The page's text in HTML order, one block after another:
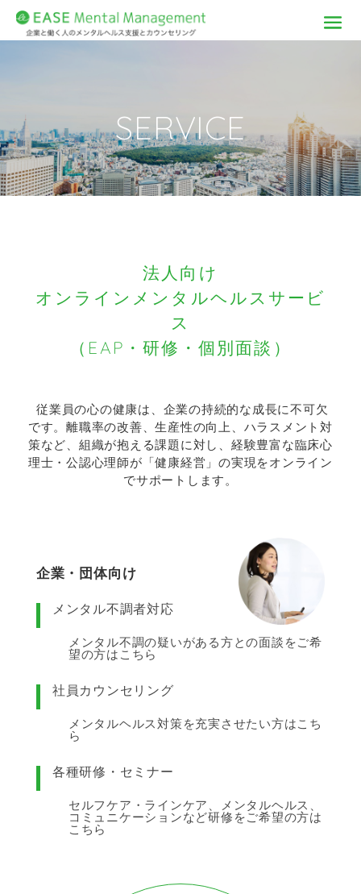
SERVICE
法人向け
オンラインメンタルヘルスサービ
ス
（EAP・研修・個別面談）
従業員の心の健康は、企業の持続的な成長に不可欠
です。離職率の改善、生産性の向上、ハラスメント対
策など、組織が抱える課題に対し、経験豊富な臨床心
理士・公認心理師が「健康経営」の実現をオンライン
でサポートします。
企業・団体向け
メンタル不調者対応
メンタル不調の疑いがある方との面談をご希
望の方はこちら
社員カウンセリング
メンタルヘルス対策を充実させたい方はこち
ら
各種研修・セミナー
セルフケア・ラインケア、メンタルヘルス、
コミュニケーションなど研修をご希望の方は
こちら